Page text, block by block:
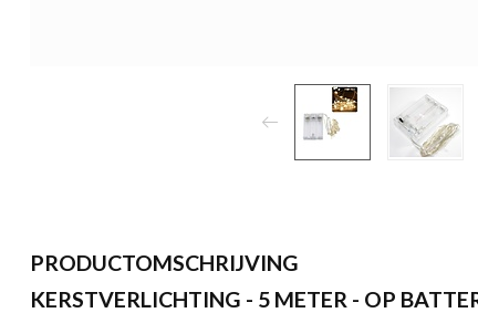
PRODUCTOMSCHRIJVING
KERSTVERLICHTING - 5 METER - OP